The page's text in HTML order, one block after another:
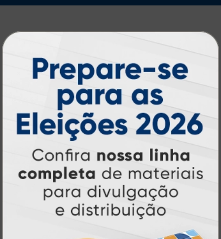
Atual Card é referência em impressão
gráfica online no Brasil , oferecendo uma
ampla variedade de produtos e soluções para
atender profissionais autônomos, empresas e
revendedores gráficos. Comquase três
décadas de experiência
, somos pioneiros no
segmento deimpressão sob demanda,
investindo continuamente emtecnologia,
inovação e personalização
qualidade, agilidade e a melhor
experiênciaaos nossos clientes.
Pioneirismo e Inovação em
Impressão personalizada
Muito antes de termos comográfica online,
impressão sob demanda e web to print
transformando o mercado gráfico.